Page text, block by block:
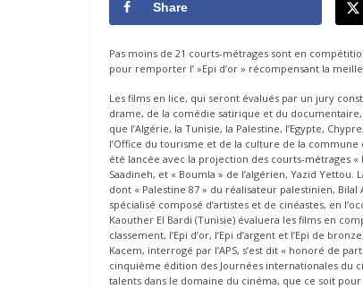
Share
Pas moins de 21 courts-métrages sont en
pour remporter l’ »Epi d’or » récompensant la
Les films en lice, qui seront évalués par un jury
drame, de la comédie satirique et du
que l’Algérie, la Tunisie, la Palestine, l’Egypte,
l’Office du tourisme et de la culture de la commune
été lancée avec la projection des courts-métrages «
Saadineh, et « Boumla » de l’algérien, Yazid
dont « Palestine 87 » du réalisateur palestinien,
spécialisé composé d’artistes et de cinéastes, en
Kaouther El Bardi (Tunisie) évaluera les films en
classement, l’Epi d’or, l’Epi d’argent et l’Epi de
Kacem, interrogé par l’APS, s’est dit « honoré de
cinquième édition des Journées internationales du
talents dans le domaine du cinéma, que ce soit